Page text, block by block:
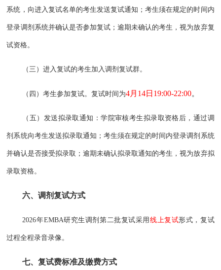
系统，向进入复试名单的考生发送复试通知；考生须在规定的时间内
登录调剂系统并确认是否参加复试；逾期未确认的考生，视为放弃复
试资格。
（三）进入复试的考生加入调剂复试群。
（四）考生参加复试。复试时间为4月14日19:00-22:00。
（ 五）发送拟录取通知：学院审核考生拟录取资格后，通过调
剂系统向考生发送拟录取通知；考生须在规定的时间内登录调剂系统
并确认是否接受拟录取；逾期未确认拟录取通知的考生，视为放弃拟
录取资格。
六、调剂复试方式
2026年EMBA研究生调剂第二批复试采用 线上复试形式，复试
过程全程录音录像。
七、复试费标准及缴费方式